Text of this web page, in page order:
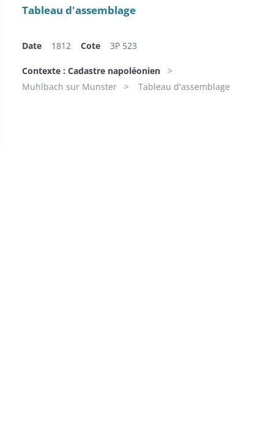
Tableau d'assemblage
Date 1812 Cote 3P 523
Contexte : Cadastre napoléonien
Muhlbach sur Munster
Tableau d'assemblage